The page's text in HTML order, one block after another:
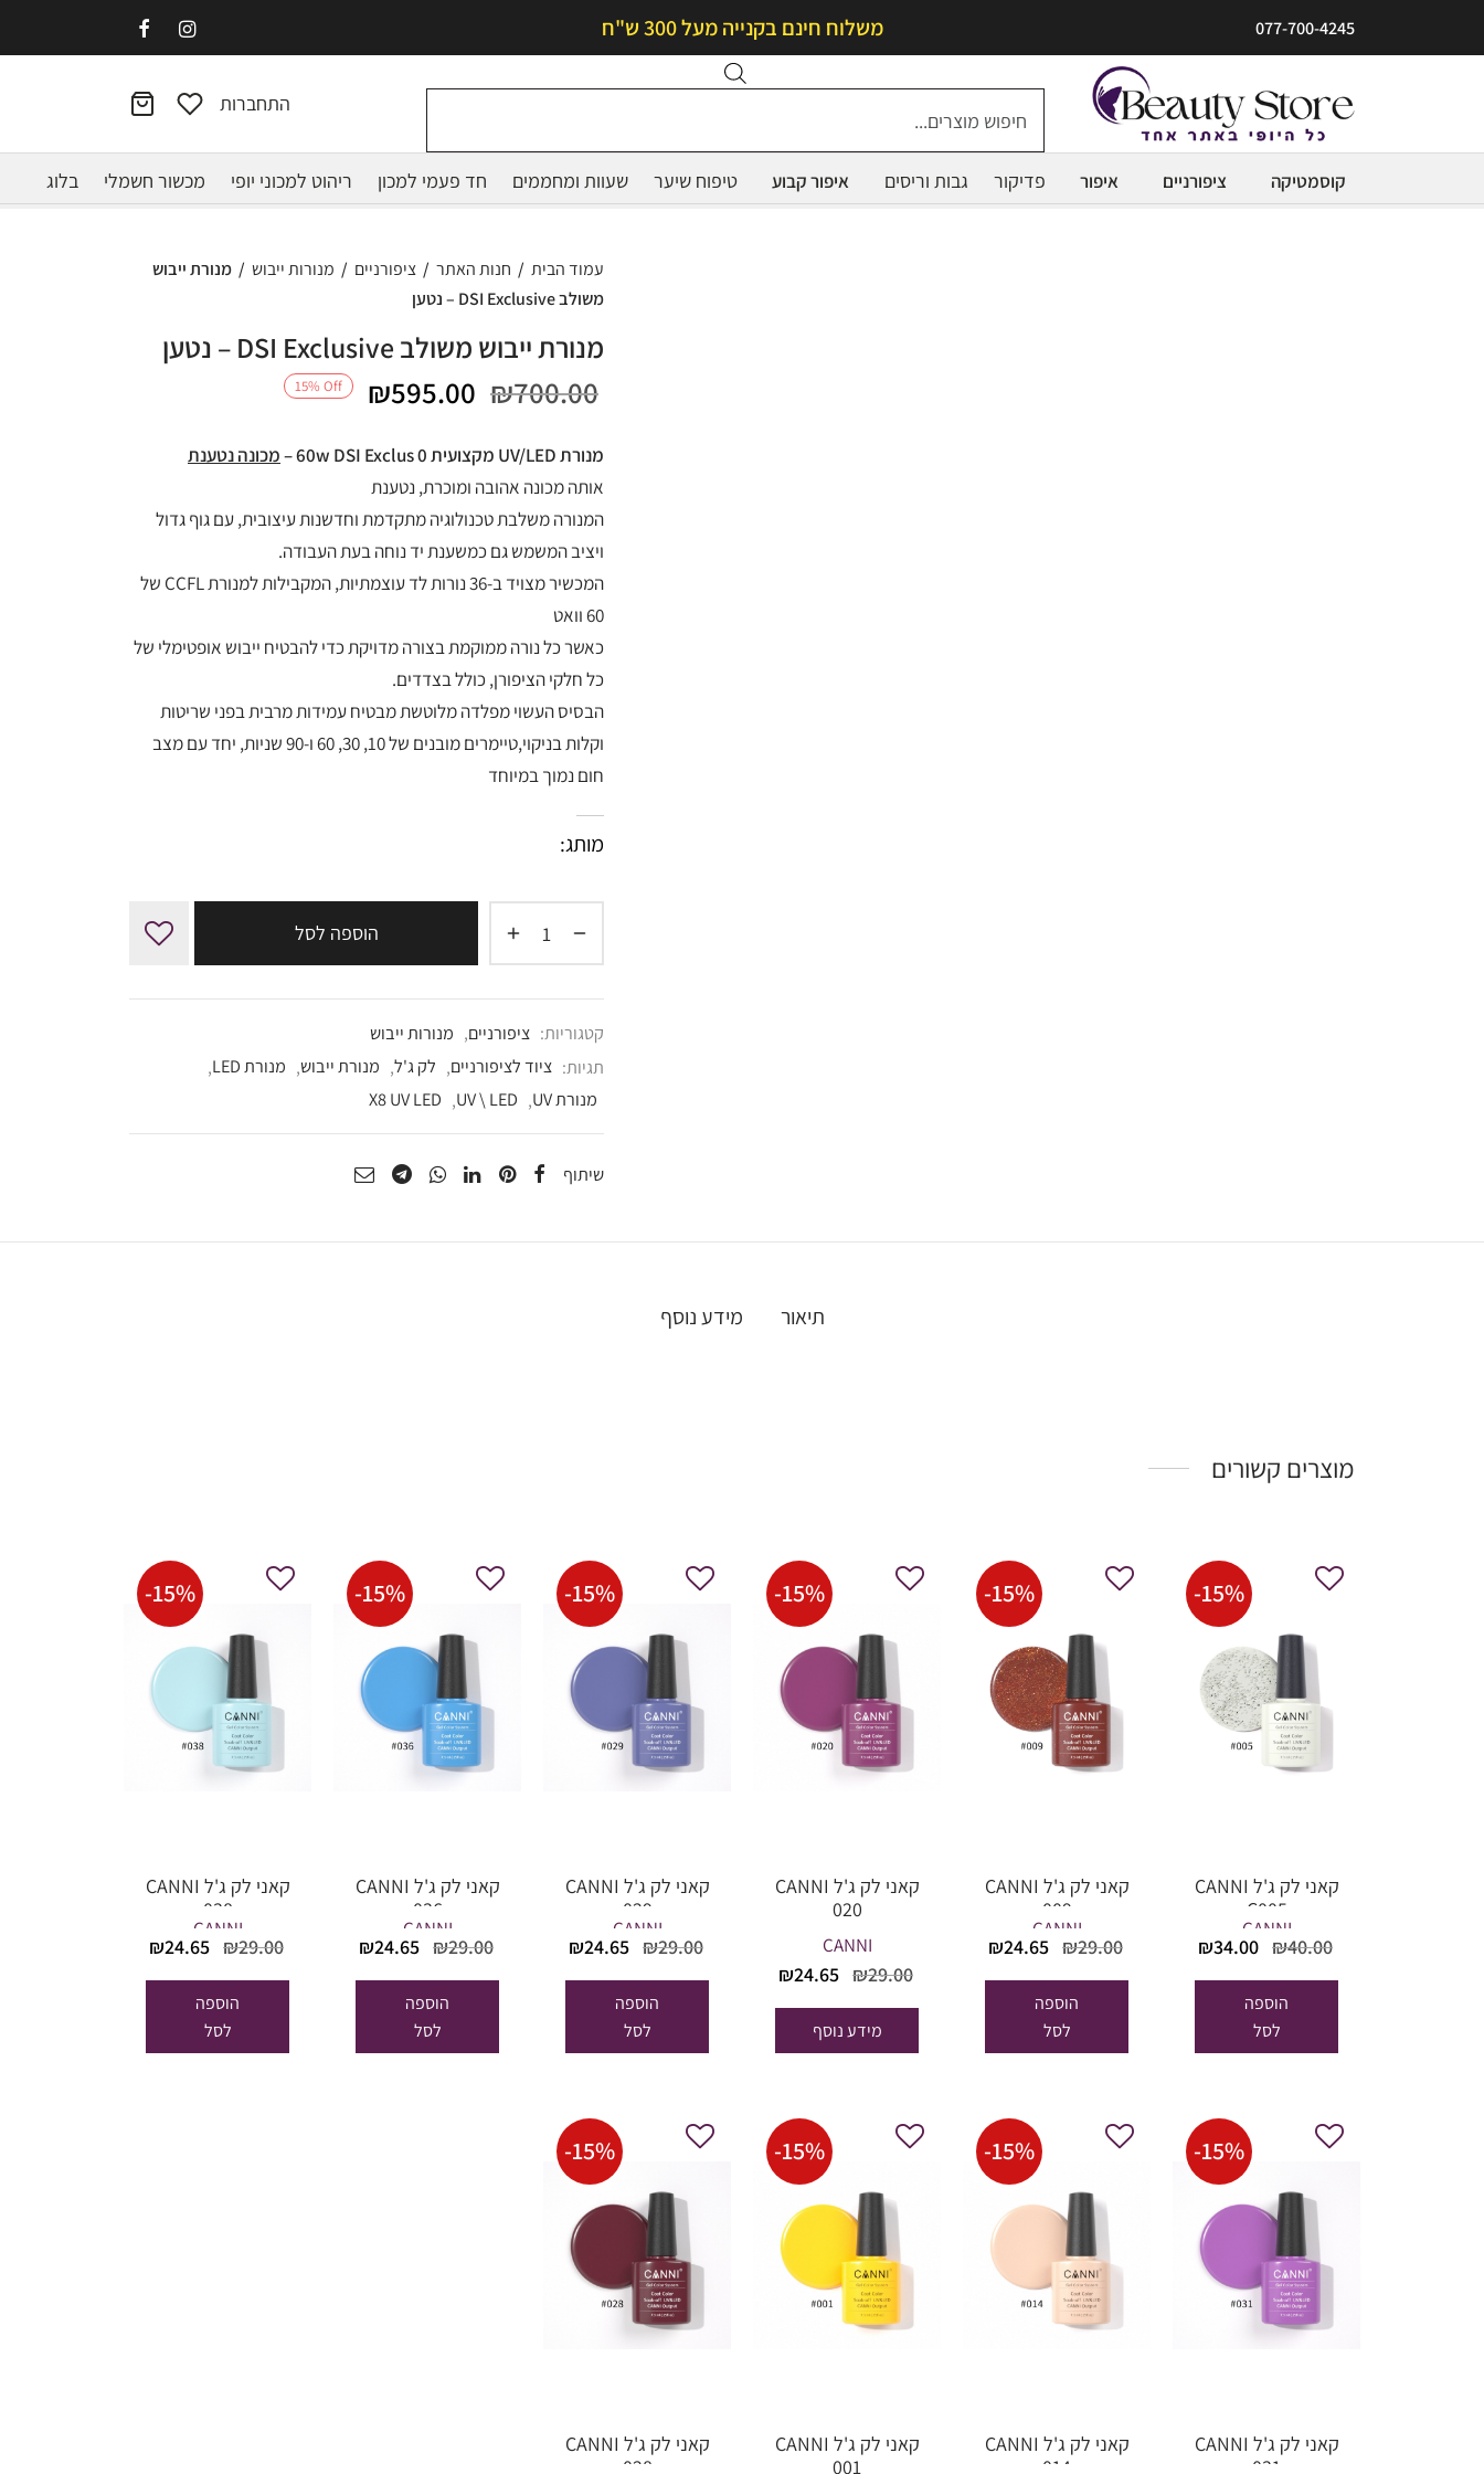
077-700-4245 משלוח חינם בקנייה מעל 300 ש"ח
Products
התחברות
קוסמטיקה ציפורניים איפור פדיקור גבות וריסים איפור קבוע טיפוח שיער שעוות ומחממים חד פעמי למכון ריהוט למכוני יופי מכשור חשמלי בלוג
עמוד הבית / חנות האתר / ציפורניים / מנורות ייבוש / מנורת ייבוש
משולב DSI Exclusive – נטען
מנורת ייבוש משולב DSI Exclusive – נטען
15% Off ₪700.00
המחיר
המקורי
היה:
₪700.00.
₪595.00
המחיר
הנוכחי
₪595.00.
מנורת UV/LED מקצועית 60w DSI Exclus 0 –
מכונה נטענת
אותה מכונה אהובה ומוכרת, נטענת
המנורה משלבת טכנולוגיה מתקדמת וחדשנות עיצובית, עם גוף גדול
ויציב המשמש גם כמשענת יד נוחה בעת העבודה.
המכשיר מצויד ב-36 נורות לד עוצמתיות, המקבילות למנורת CCFL של
60 וואט
כאשר כל נורה ממוקמת בצורה מדויקת כדי להבטיח ייבוש אופטימלי של
כל חלקי הציפורן, כולל בצדדים.
הבסיס העשוי מפלדה מלוטשת מבטיח עמידות מרבית בפני שריטות
וקלות בניקוי,טיימרים מובנים של 10, 30, 60 ו-90 שניות, יחד עם מצב
חום נמוך במיוחד
מותג:
הוספה לסל
קטגוריות: ציפורניים, מנורות ייבוש
תגיות: ציוד לציפורניים, לק ג'ל, מנורת ייבוש, מנורת LED
,
מנורת UV
,
UV \ LED
,
X8 UV LED
שיתוף
תיאור מידע נוסף
מוצרים קשורים
-15%
קאני לק ג'ל CANNI
C005
CANNI
₪40.00
המחיר
היה:
₪40.00.
₪34.00
הוספה
לסל
-15%
קאני לק ג'ל CANNI
009
CANNI
₪29.00
המחיר
היה:
₪29.00.
₪24.65
הוספה
לסל
-15%
קאני לק ג'ל CANNI
020
CANNI
₪29.00
המחיר
היה:
₪29.00.
₪24.65
מידע נוסף
-15%
קאני לק ג'ל CANNI
029
CANNI
₪29.00
המחיר
היה:
₪29.00.
₪24.65
הוספה
לסל
-15%
קאני לק ג'ל CANNI
036
CANNI
₪29.00
המחיר
היה:
₪29.00.
₪24.65
הוספה
לסל
-15%
קאני לק ג'ל CANNI
038
CANNI
₪29.00
המחיר
היה:
₪29.00.
₪24.65
הוספה
לסל
-15%
קאני לק ג'ל CANNI
031
-15%
קאני לק ג'ל CANNI
014
-15%
קאני לק ג'ל CANNI
001
-15%
קאני לק ג'ל CANNI
028